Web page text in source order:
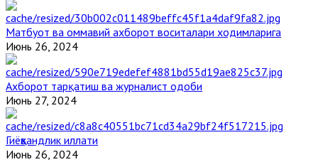
Матбуот ва оммавий ахборот воситалари ходимларига
Июнь 26, 2024
Ахборот тарқатиш ва журналист одоби
Июнь 27, 2024
Гиёҳвандлик иллати
Июнь 26, 2024